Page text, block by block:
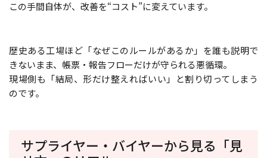
この手間自体が、改善を“コスト”に変えています。
歴史ある工場ほど「なぜこのルールがあるか」を誰も説明で
きないまま、帳票・報告フローだけが守られる悪循環。
現場側も「結局、形だけ整えればいい」と割り切ってしまう
のです。
サプライヤー・バイヤーから見る「見